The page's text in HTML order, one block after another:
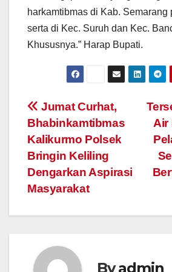
harkamtibmas di Kab. Semarang
serta di Kec. Suruh dan Kec.
Khususnya.” Harap Bupati.
Post
navigation
Air
Jumat Curhat,
Bhabinkamtibmas
Kalikurmo Polsek
Bringin Keliling
Dengarkan Aspirasi
Masyarakat
Byadmin